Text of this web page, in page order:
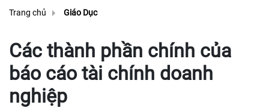
Trang chủ Giáo Dục
Các thành phần chính của
báo cáo tài chính doanh
nghiệp